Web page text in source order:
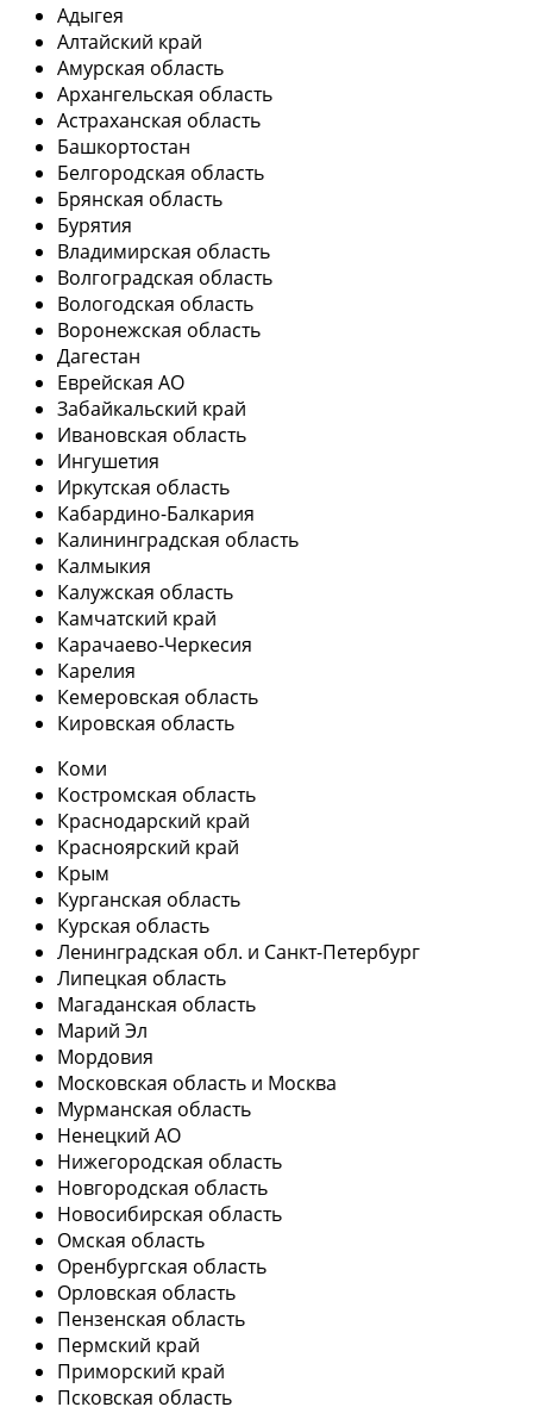
Адыгея
Алтайский край
Амурская область
Архангельская область
Астраханская область
Башкортостан
Белгородская область
Брянская область
Бурятия
Владимирская область
Волгоградская область
Вологодская область
Воронежская область
Дагестан
Еврейская АО
Забайкальский край
Ивановская область
Ингушетия
Иркутская область
Кабардино-Балкария
Калининградская область
Калмыкия
Калужская область
Камчатский край
Карачаево-Черкесия
Карелия
Кемеровская область
Кировская область
Коми
Костромская область
Краснодарский край
Красноярский край
Крым
Курганская область
Курская область
Ленинградская обл. и Санкт-Петербург
Липецкая область
Магаданская область
Марий Эл
Мордовия
Московская область и Москва
Мурманская область
Ненецкий АО
Нижегородская область
Новгородская область
Новосибирская область
Омская область
Оренбургская область
Орловская область
Пензенская область
Пермский край
Приморский край
Псковская область